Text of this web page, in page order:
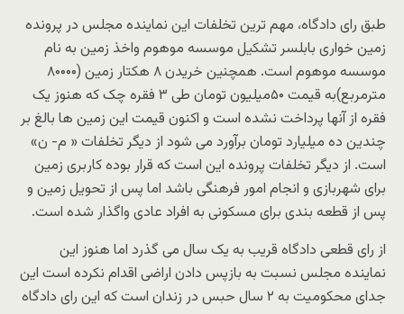
طبق رای دادگاه، مهم ترین تخلفات این نماینده مجلس در پرونده
زمین خواری بابلسر تشکیل موسسه موهوم واخذ زمین به نام
موسسه موهوم است. همچنین خریدن ۸ هکتار زمین (۸۰۰۰۰
مترمربع)به قیمت ۵۰میلیون تومان طی ۳ فقره چک که هنوز یک
فقره از آنها پرداخت نشده است و اکنون قیمت این زمین ها بالغ بر
چندین ده میلیارد تومان برآورد می شود از دیگر تخلفات « م- ن»
است. از دیگر تخلفات پرونده این است که قرار بوده کاربری زمین
برای شهربازی و انجام امور فرهنگی باشد اما پس از تحویل زمین و
پس از قطعه بندی برای مسکونی به افراد عادی واگذار شده است.
از رای قطعی دادگاه قریب به یک سال می گذرد اما هنوز این
نماینده مجلس نسبت به بازپس دادن اراضی اقدام نکرده است این
جدای محکومیت به ۲ سال حبس در زندان است که این رای دادگاه